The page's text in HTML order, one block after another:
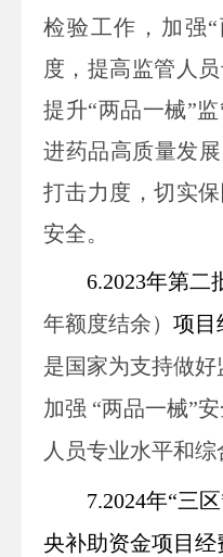
检验工作，加强
度，提高监管人
提升“两品一械”
进药品高质量发
打击力度，切实
安全。
6.2023年第二
年额度结余） 项目
是国家为支持做好
加强 “两品一械”
人员专业水平和综
7.2024年“三
央补助资金项目 经